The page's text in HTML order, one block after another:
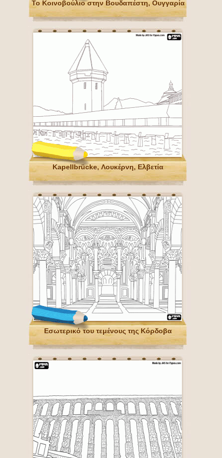
Το Κοινοβούλιο στην Βουδαπέστη, Ουγγαρία
Kapellbrücke, Λουκέρνη, Ελβετία
Εσωτερικό του τεμένους της Κόρδοβα